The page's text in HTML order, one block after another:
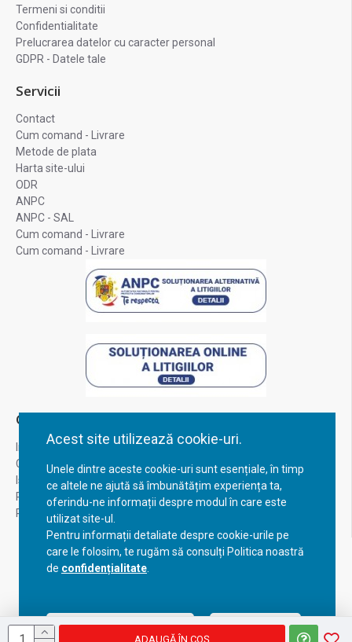
Acest site utilizează cookie-uri.
Unele dintre aceste cookie-uri sunt esențiale, în timp
ce altele ne ajută să îmbunătățim experiența ta,
oferindu-ne informații despre modul în care este
utilizat site-ul.
Pentru informații detaliate despre cookie-urile pe
care le folosim, te rugăm să consulți Politica noastră
de confidențialitate
Acceptă setările curente Configurează
ADAUGĂ ÎN COŞ
Termeni si conditii
Confidentialitate
Prelucrarea datelor cu caracter personal
GDPR - Datele tale
Servicii
Contact
Cum comand - Livrare
Metode de plata
Harta site-ului
ODR
ANPC
ANPC - SAL
Cum comand - Livrare
Cum comand - Livrare
Contul Meu
Inregistrare
Contul meu
Istoric comenzi
Recuperare parola
Returnare produs